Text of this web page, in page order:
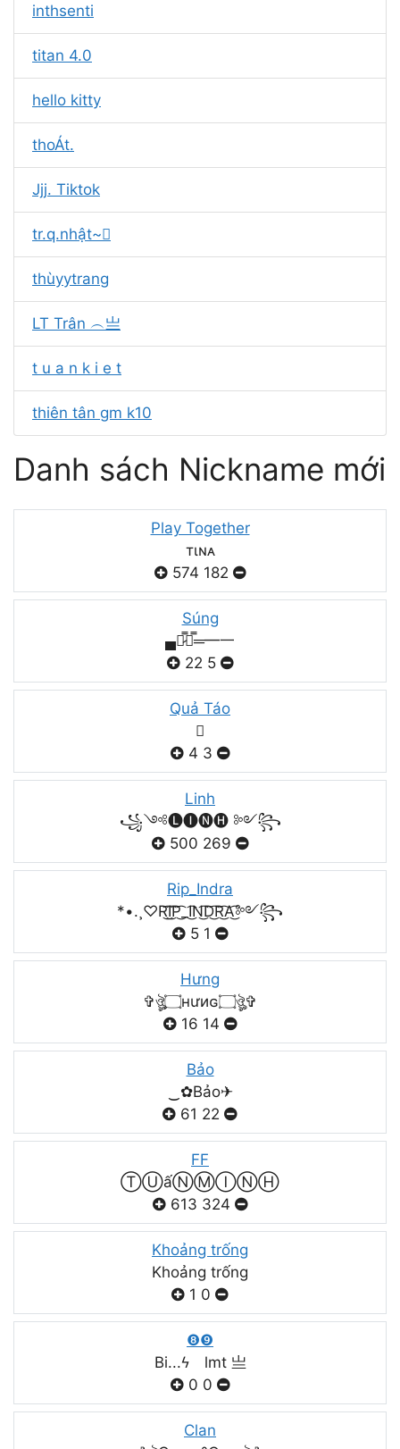
inthsenti
titan 4.0
hello kitty
thoÁt.
Jjj. Tiktok
tr.q.nhật~
thùyytrang
LT Trân ︵亗
t u a n k i e t
thiên tân gm k10
Danh sách Nickname mới
Play Together
тιɴᴀ
574 182
Súng
▄︻̷̿┻̿═━一
22 5
Quả Táo

4 3
Linh
꧁༺🅛🅘🅝🅗 ༻꧂
500 269
Rip_Indra
*•.¸♡R͜͡I͜͡P͜͡_I͜͡N͜͡D͜͡R͜͡A͜͡༻꧂
5 1
Hưng
✞ঔৣ۝нưиɢ۝ঔৣ✞
16 14
Bảo
‿✿Bảo✈
61 22
FF
ⓉⓊấⓃⓂⒾⓃⒽ
613 324
Khoảng trống
Khoảng trống
1 0
❽❾
Bi...ϟ lmt 亗
0 0
Clan